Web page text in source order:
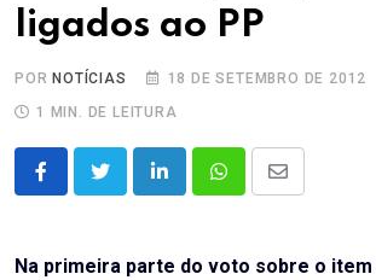
ligados ao PP
POR NOTÍCIAS
18 DE SETEMBRO DE 2012
1 MIN. DE LEITURA
LinkedInWhatsappShare
Email
Na primeira parte do voto sobre o